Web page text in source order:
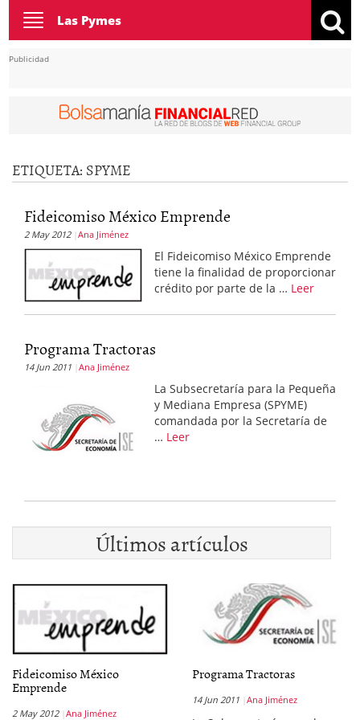
Toggle
navigation
Las Pymes
Publicidad
ETIQUETA: SPYME
Fideicomiso México Emprende
2 May 2012 Ana Jiménez
El Fideicomiso México Emprende
tiene la finalidad de proporcionar
crédito por parte de la … Leer
Programa Tractoras
14 Jun 2011 Ana Jiménez
La Subsecretaría para la Pequeña
y Mediana Empresa (SPYME)
comandada por la Secretaría de
… Leer
Últimos artículos
Fideicomiso México
Emprende
2 May 2012 Ana Jiménez
Programa Tractoras
14 Jun 2011 Ana Jiménez